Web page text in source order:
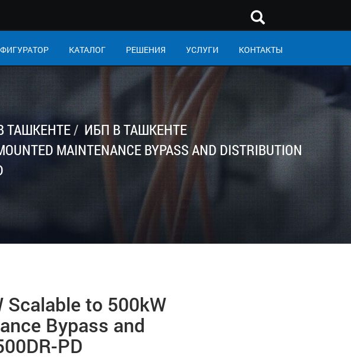
КАТАЛОГ РЕШЕНИЯ УСЛУГИ КОНТАКТЫ
ТАШКЕНТЕ
ИБП В ТАШКЕНТЕ
MAINTENANCE BYPASS AND DISTRIBUTION
to 500kW
Bypass and
PD